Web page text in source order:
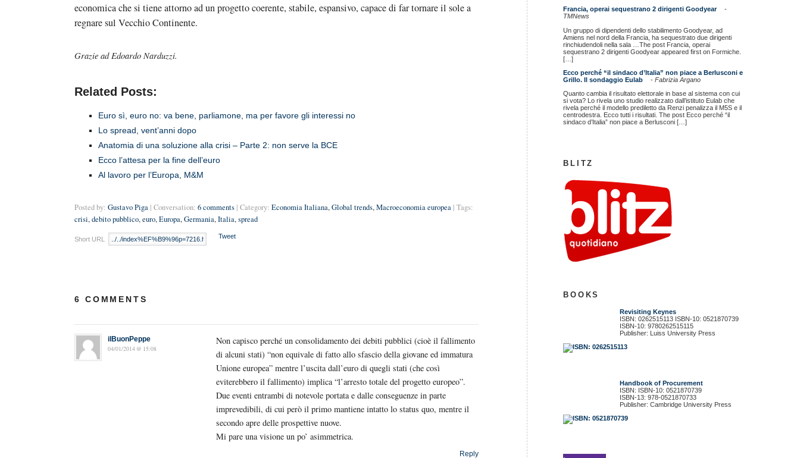
economica che si tiene attorno ad un progetto coerente, stabile, espansivo, capace di far tornare il sole a
regnare sul Vecchio Continente.
Grazie ad Edoardo Narduzzi.
Related Posts:
Euro sì, euro no: va bene, parliamone, ma per favore gli interessi no
Lo spread, vent’anni dopo
Anatomia di una soluzione alla crisi – Parte 2: non serve la BCE
Ecco l’attesa per la fine dell’euro
Al lavoro per l’Europa, M&M
Posted by: Gustavo Piga | Conversation: 6 comments | Category: Economia Italiana,Global trends,Macroeconomia europea | Tags:
crisi,debito pubblico,euro,Europa,Germania,Italia,spread
Short URL Tweet
6 COMMENTS
ilBuonPeppe
04/01/2014 @ 15:08
Non capisco perché un consolidamento dei debiti pubblici (cioè il fallimento
di alcuni stati) “non equivale di fatto allo sfascio della giovane ed immatura
Unione europea” mentre l’uscita dall’euro di quegli stati (che così
eviterebbero il fallimento) implica “l’arresto totale del progetto europeo”.
Due eventi entrambi di notevole portata e dalle conseguenze in parte
imprevedibili, di cui però il primo mantiene intatto lo status quo, mentre il
secondo apre delle prospettive nuove.
Mi pare una visione un po’ asimmetrica.
Reply
Francia, operai sequestrano 2 dirigenti Goodyear
-
TMNews
Un gruppo di dipendenti dello stabilimento Goodyear, ad
Amiens nel nord della Francia, ha sequestrato due dirigenti
rinchiudendoli nella sala …The post Francia, operai
sequestrano 2 dirigenti Goodyear appeared first on Formiche.
[…]
Ecco perché “il sindaco d’Italia” non piace a Berlusconi e
Grillo. Il sondaggio Eulab
-Fabrizia Argano
Quanto cambia il risultato elettorale in base al sistema con cui
si vota? Lo rivela uno studio realizzato dall’istituto Eulab che
rivela perché il modello prediletto da Renzi penalizza il M5S e il
centrodestra. Ecco tutti i risultati. The post Ecco perché “il
sindaco d’Italia” non piace a Berlusconi […]
BLITZ
BOOKS
Revisiting Keynes
ISBN: 0262515113 ISBN-10: 0521870739
ISBN-10: 9780262515115
Publisher: Luiss University Press
Handbook of Procurement
ISBN: ISBN-10: 0521870739
ISBN-13: 978-0521870733
Publisher: Cambridge University Press